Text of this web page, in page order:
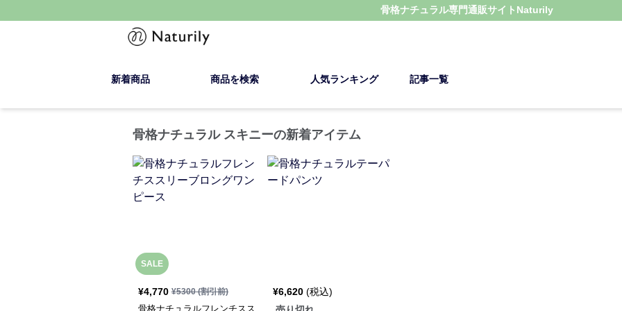
骨格ナチュラル専門通販サイト Naturily
新着商品 商品を検索 人気ランキング 記事一覧
骨格ナチュラル スキニーの新着アイテム
SALE
¥4,770 ¥5300(割引前)
骨格ナチュラルフレンチスス
¥6,620 (税込)